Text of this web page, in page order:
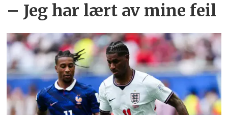
– Jeg har lært av mine feil